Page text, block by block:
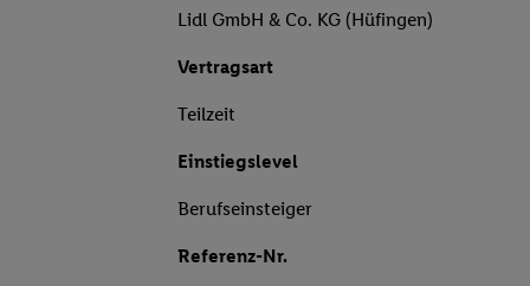
Lidl GmbH & Co. KG (Hüfingen)
Vertragsart
Teilzeit
Einstiegslevel
Berufseinsteiger
Referenz-Nr.